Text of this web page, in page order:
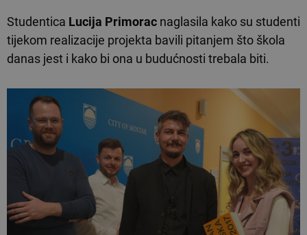
Studentica Lucija Primorac naglasila kako su studenti
tijekom realizacije projekta bavili pitanjem što škola
danas jest i kako bi ona u budućnosti trebala biti.